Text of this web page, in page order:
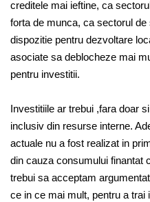
creditele mai ieftine, ca
forta de munca, ca sectorul
dispozitie pentru dezvoltare
asociate sa deblocheze mai
pentru investitii.
Investitiile ar trebui ,fara doar
inclusiv din resurse interne.
actuale nu a fost realizat in
din cauza consumului finantat
trebui sa acceptam
ce in ce mai mult, pentru a